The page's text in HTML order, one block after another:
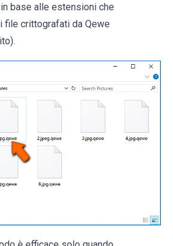
base alle estensioni che
file crittografati da Qewe